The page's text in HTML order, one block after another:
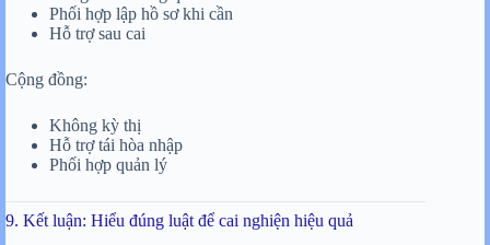
Phối hợp lập hồ sơ khi cần
Hỗ trợ sau cai
Cộng đồng:
Không kỳ thị
Hỗ trợ tái hòa nhập
Phối hợp quản lý
9. Kết luận: Hiểu đúng luật để cai nghiện hiệu quả